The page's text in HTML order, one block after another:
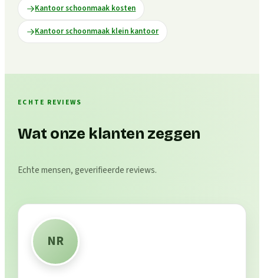
Kantoor schoonmaak kosten
Kantoor schoonmaak klein kantoor
ECHTE REVIEWS
Wat onze klanten zeggen
Echte mensen, geverifieerde reviews.
NR